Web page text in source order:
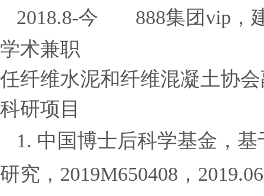
2018.8-今 888集团vip，
学术兼职
任纤维水泥和纤维混凝土协
科研项目
1. 中国博士后科学基金，
研究， 2019M650408 ，